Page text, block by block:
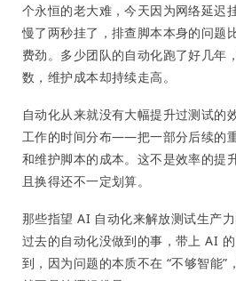
个永恒的老大难，今天因为网络延迟
慢了两秒挂了，排查脚本本身的问题
费劲。多少团队的自动化跑了好几年
数，维护成本却持续走高。
自动化从来就没有大幅提升过测试的
工作的时间分布——把一部分后续的
和维护脚本的成本。这不是效率的提
且换得还不一定划算。
那些指望 AI 自动化来解放测试生产
过去的自动化没做到的事，带上 AI
到，因为问题的本质不在 “不够智能”